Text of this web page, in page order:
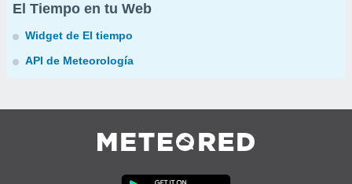
El Tiempo en tu Web
Widget de El tiempo
API de Meteorología